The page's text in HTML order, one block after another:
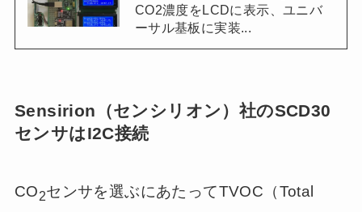
CO2濃度をLCDに表示、ユニバ
ーサル基板に実装...
Sensirion（センシリオン）社のSCD30
センサはI2C接続
CO2センサを選ぶにあたってTVOC（Total